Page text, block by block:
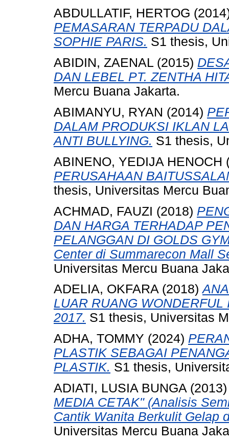
ABDULLATIF, HERTOG
PEMASARAN TERPADU
SOPHIE PARIS. S1 thesis,
ABIDIN, ZAENAL (2015)
DAN LEBEL PT. ZENTHA
Mercu Buana Jakarta.
ABIMANYU, RYAN (2014)
DALAM PRODUKSI IKLAN
ANTI BULLYING. S1 thesis,
ABINENO, YEDIJA HENOCH
PERUSAHAAN
thesis, Universitas Mercu
ACHMAD, FAUZI (2018)
DAN HARGA TERHADAP
PELANGGAN DI GOLDS
Center di Summarecon Mall
Universitas Mercu Buana
ADELIA, OKFARA (2018)
LUAR RUANG
2017. S1 thesis, Universitas
ADHA, TOMMY (2024)
PLASTIK SEBAGAI
PLASTIK. S1 thesis,
ADIATI, LUSIA BUNGA
MEDIA CETAK" (Analisis
Cantik Wanita Berkulit Gelap
Universitas Mercu Buana